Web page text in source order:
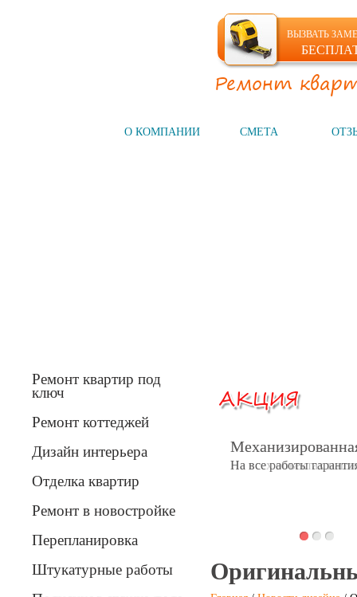
ВЫЗВАТЬ
Ремонт
О КОМПАНИИ СМЕТА
АКЦИЯ
АКЦИЯ
На всех объектах
На все работы
Вперед
Ремонт квартир под
ключ
Ремонт коттеджей
Дизайн интерьера
Отделка квартир
Ремонт в новостройке
Перепланировка
Штукатурные работы